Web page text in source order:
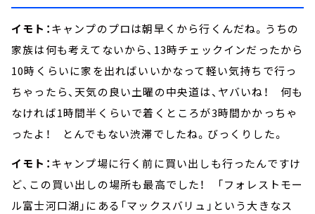
イモト：キャンプのプロは朝早くから行くんだね。うちの
家族は何も考えてないから、13時チェックインだったから
10時くらいに家を出ればいいかなって軽い気持ちで行っ
ちゃったら、天気の良い土曜の中央道は、ヤバいね！ 何も
なければ1時間半くらいで着くところが3時間かかっちゃ
ったよ！ とんでもない渋滞でしたね。びっくりした。
イモト：キャンプ場に行く前に買い出しも行ったんですけ
ど、この買い出しの場所も最高でした！ 「フォレストモー
ル富士河口湖」にある「マックスバリュ」という大きなス